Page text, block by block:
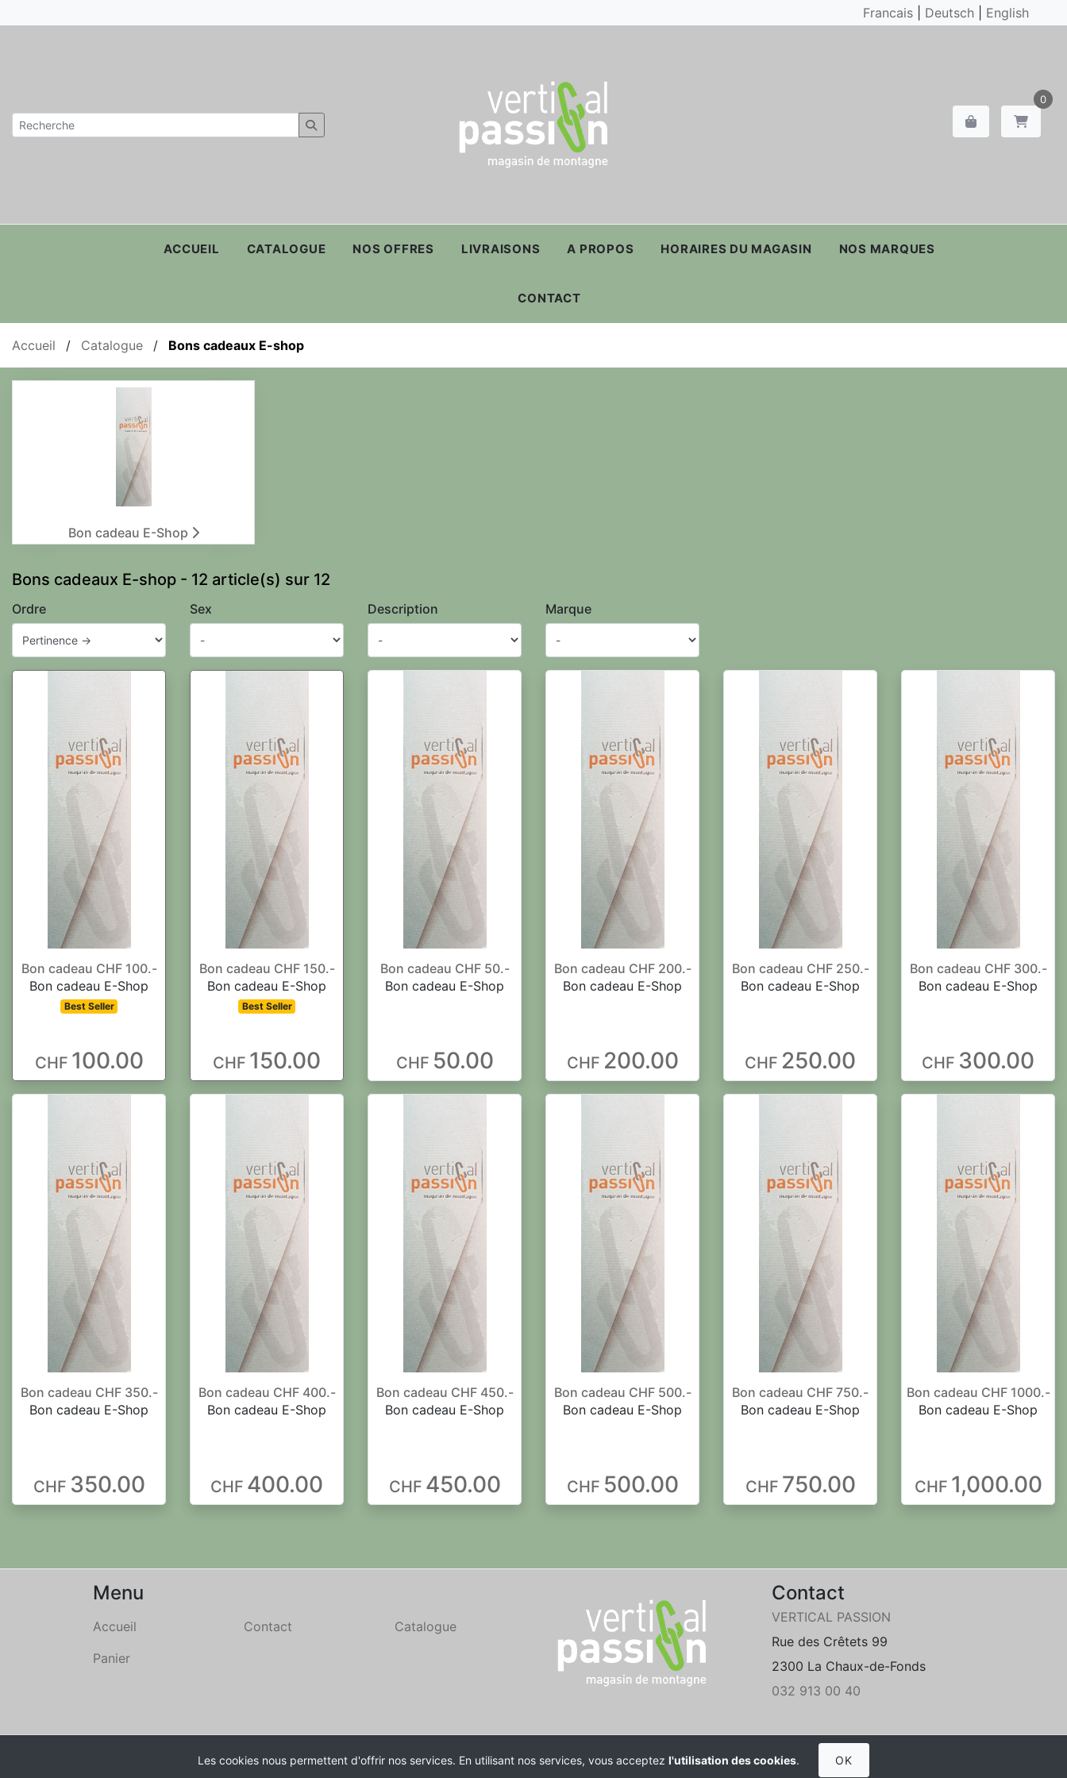
Les cookies nous permettent d'offrir nos services. En utilisant nos services, vous acceptezl'utilisation des cookies. OK
Francais Deutsch English
0
ACCUEIL CATALOGUE NOS OFFRES LIVRAISONS A PROPOS HORAIRES DU MAGASIN NOS MARQUES
CONTACT
Accueil / Catalogue / Bons cadeaux E-shop
Bon cadeau E-Shop
Bons cadeaux E-shop - 12 article(s) sur 12
Ordre Sex Description Marque
Bon cadeau CHF 100.-
Bon cadeau E-Shop
Best Seller
CHF 100.00
Bon cadeau CHF 150.-
Bon cadeau E-Shop
Best Seller
CHF 150.00
Bon cadeau CHF 50.-
Bon cadeau E-Shop
CHF 50.00
Bon cadeau CHF 200.-
Bon cadeau E-Shop
CHF 200.00
Bon cadeau CHF 250.-
Bon cadeau E-Shop
CHF 250.00
Bon cadeau CHF 300.-
Bon cadeau E-Shop
CHF 300.00
Bon cadeau CHF 350.-
Bon cadeau E-Shop
CHF 350.00
Bon cadeau CHF 400.-
Bon cadeau E-Shop
CHF 400.00
Bon cadeau CHF 450.-
Bon cadeau E-Shop
CHF 450.00
Bon cadeau CHF 500.-
Bon cadeau E-Shop
CHF 500.00
Bon cadeau CHF 750.-
Bon cadeau E-Shop
CHF 750.00
Bon cadeau CHF 1000.-
Bon cadeau E-Shop
CHF 1,000.00
Menu
Accueil Contact
Catalogue
Panier
Contact
VERTICAL PASSION
Rue des Crêtets 99
2300 La Chaux-de-Fonds
032 913 00 40
Cashflow SA Protection des données